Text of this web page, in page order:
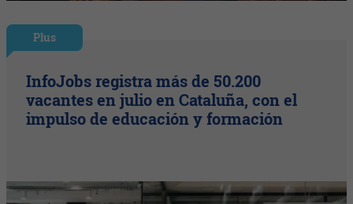
Plus
InfoJobs registra más de 50.200
vacantes en julio en Cataluña, con el
impulso de educación y formación